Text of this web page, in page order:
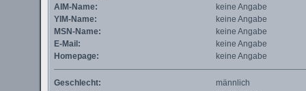
AIM-Name:
keine Angabe
YIM-Name:
keine Angabe
MSN-Name:
keine Angabe
E-Mail:
keine Angabe
Homepage:
keine Angabe
Geschlecht:
männlich